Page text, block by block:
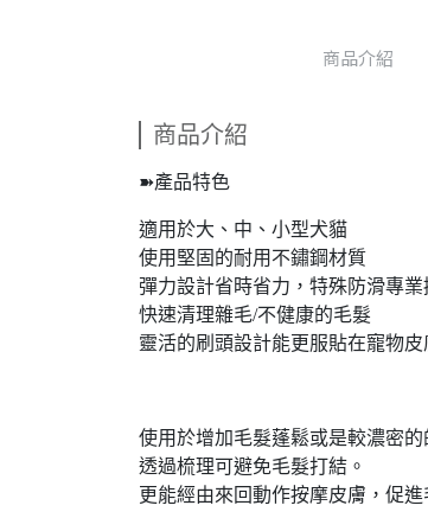
商品介紹
商品介紹
➽產品特色
適用於大、中、小型犬貓
使用堅固的耐用不鏽鋼材質
彈力設計省時省力，特殊防滑專
快速清理雜毛/不健康的毛髮
靈活的刷頭設計能更服貼在寵物皮
使用於增加毛髮蓬鬆或是較濃密的
透過梳理可避免毛髮打結。
更能經由來回動作按摩皮膚，促